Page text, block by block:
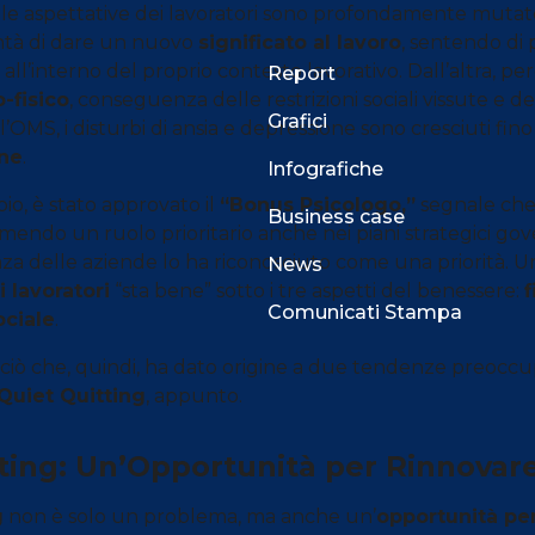
aspettative dei lavoratori sono profondamente
di dare un nuovo significato al lavoro, sentendo di
del proprio contesto lavorativo. Dall’altra,
fisico, conseguenza delle restrizioni sociali vissute e
i disturbi di ansia e depressione sono cresciuti fino
.
è stato approvato il “Bonus Psicologo,” segnale
un ruolo prioritario anche nei piani strategici
delle aziende lo ha riconosciuto come una priorità.
lavoratori “sta bene” sotto i tre aspetti del benessere:
.
che, quindi, ha dato origine a due tendenze
Quitting, appunto.
Un’Opportunità per
non è solo un problema, ma anche un’opportunità
Report
Grafici
Infografiche
Business case
News
Comunicati Stampa